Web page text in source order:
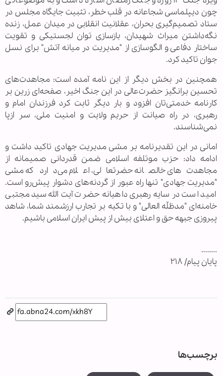
چون دیپلماسی شجاعانه در قلب خطر، تثبیت جایگاه مجلس در
ستاد تصمیم‌گیری بحران، عقلانیت انقلابی در میدان عمل، زنده
نگه‌داشتن میراث شهیدان، بازسازی توان لجستیکی و تقویت
ساختار دفاعی و الگوسازی از "مدیریت در میانه آتش" برای نسل
جوان تاکید کرد.
همچنین در بخش دیگر از این نامه آمده است: مجاهدت‌های
تحسین برانگیز حضرت‌عالی در این جنگ اخیر، صفحه‌ای زرین بر
کارنامه خدمتی‌تان افزود و بار دیگر ثابت کرد فرزندان امام و
رهبری، در راه صیانت از حریم ولایت و امنیت ملی، سر ازپا
نمی‌شناسند.
امانی در این تقدیرنامه بر مشی مدیریت جهادی تاکید داشت و
ادامه داد: حزب موتلفه اسلامی ضمن قدردانی صمیمانه از
مجاهدت‌های خالصانه حضرتعالی، اعلام می‌دارد که مشی
"مدیریت جهادی" تنها راه عبور از گردنه‌های دشوار پیش‌رو است.
امید است در سایه رهبری داهیانه حضرت آیت الله سید مجتبی
خامنه‌ای "مدظلّه العالی" و با تکیه بر تجارب ارزشمند شما، شاهد
پیروزی جبهه حق و اعتلای بیش از پیش ایران اسلامی باشیم.
........
پایان پیام/ ۲۱۸
برچسب‌ها